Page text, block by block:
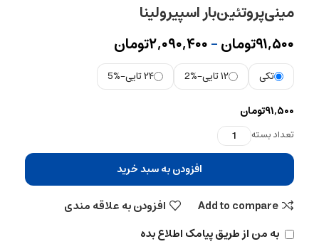
مینی‌پروتئین‌بار اسپیرولینا
۹۱,۵۰۰تومان–۲,۰۹۰,۴۰۰تومان
تکی ۱۲ تایی -2% ۲۴ تایی -5%
۹۱,۵۰۰تومان
تعداد بسته
افزودن به سبد خرید
Add to compare
افزودن به علاقه مندی
به من از طریق پیامک اطلاع بده